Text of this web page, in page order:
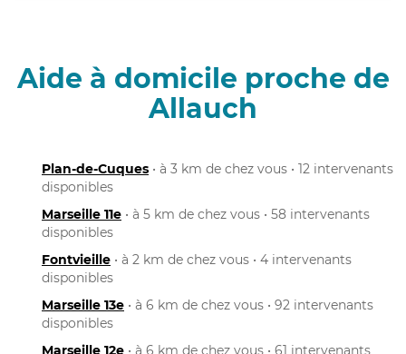
Aide à domicile proche de
Allauch
Plan-de-Cuques • à 3 km de chez vous • 12 intervenants
disponibles
Marseille 11e • à 5 km de chez vous • 58 intervenants
disponibles
Fontvieille • à 2 km de chez vous • 4 intervenants
disponibles
Marseille 13e • à 6 km de chez vous • 92 intervenants
disponibles
Marseille 12e • à 6 km de chez vous • 61 intervenants